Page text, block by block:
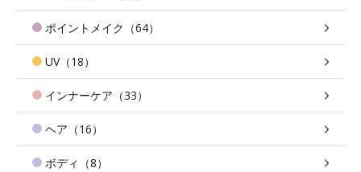
ポイントメイク（64）
UV（18）
インナーケア（33）
ヘア（16）
ボディ（8）